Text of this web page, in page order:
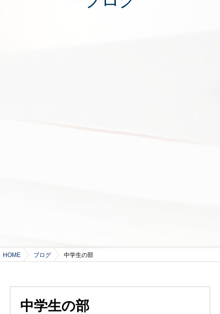
HOME ブログ 中学生の部
中学生の部